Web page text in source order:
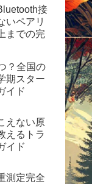
接
いペアリ
までの完
？全国の
期スター
イド
えない原
えるトラ
イド
測定完全